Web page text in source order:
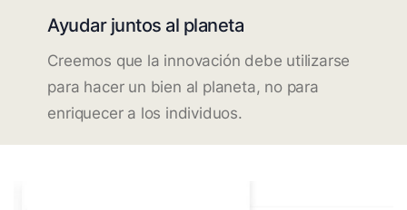
Ayudar juntos al planeta
Creemos que la innovación debe utilizarse
para hacer un bien al planeta, no para
enriquecer a los individuos.